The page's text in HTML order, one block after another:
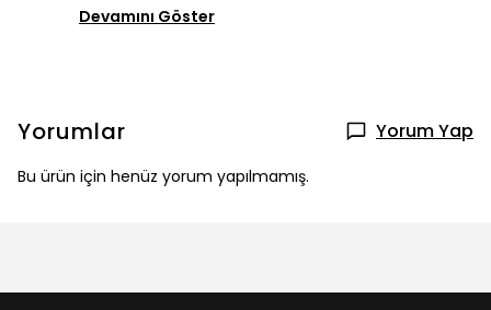
Devamını Göster
Yorumlar Yorum Yap
Bu ürün için henüz yorum yapılmamış.